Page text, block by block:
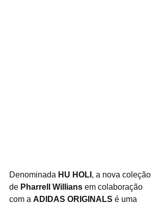
Denominada HU HOLI , a nova coleção
de Pharrell Willians em colaboração
com a ADIDAS ORIGINALS é uma